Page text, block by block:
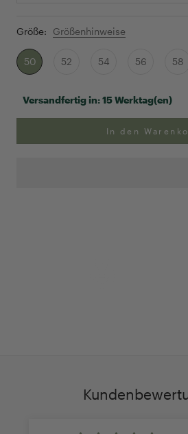
Größe: Größenhinweise
50 52 54 56 58
Versandfertig in:15 Werktag(en)
In den